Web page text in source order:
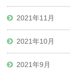
2021年11月
2021年10月
2021年9月